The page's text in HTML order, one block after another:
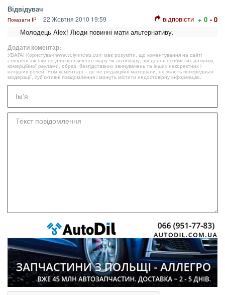
Відвідувач
Показати IP 22 Жовтня 2010 19:59 відповісти + 0 - 0
Молодець Alex! Люди повинні мати альтернативу.
Додати коментар:
УВАГА! Користувач www.volynnews.com має розуміти, що коментування на сайті
створені аж ніяк не для політичного піару чи антипіару, зведення особистих рахунків,
комерційної реклами, образ, безпідставних звинувачень та інших некоректних і
негідних речей. Утім коментарі – це не редакційні матеріали, не мають попередньої
модерації, суб’єктивні повідомлення і можуть містити недостовірну інформацію.